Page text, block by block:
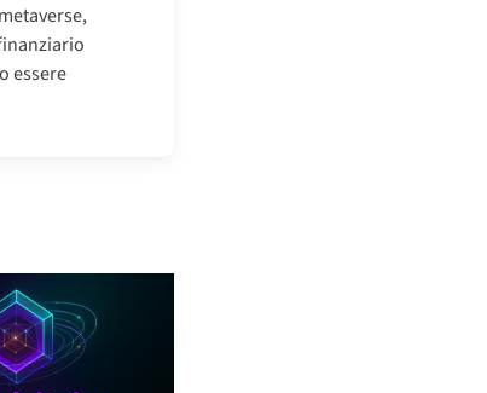
essere